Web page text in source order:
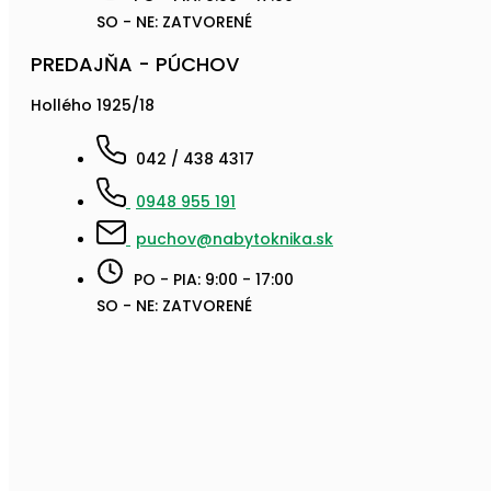
SO - NE: ZATVORENÉ
PREDAJŇA - PÚCHOV
Hollého 1925/18
042 / 438 4317
0948 955 191
puchov@nabytoknika.sk
PO - PIA: 9:00 - 17:00
SO - NE: ZATVORENÉ